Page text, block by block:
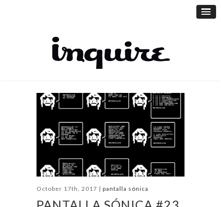
October 17th, 2017 | pantalla sónica